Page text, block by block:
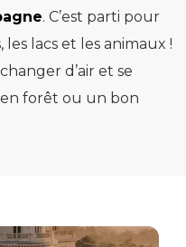
. C’est parti pour
les lacs et les animaux !
d’air et se
forêt ou un bon